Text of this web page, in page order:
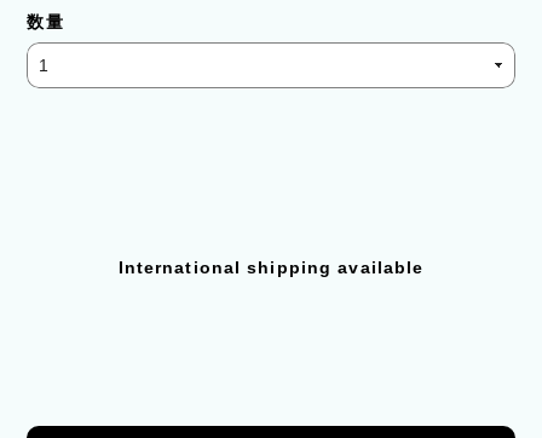
数量
International shipping available